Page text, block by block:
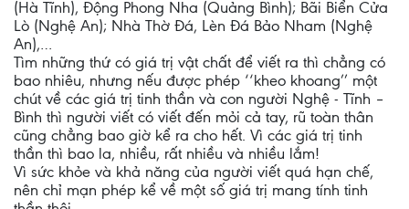
(Hà Tĩnh), Động Phong Nha (Quảng Bình); Bãi Biển Cửa
Lò (Nghệ An); Nhà Thờ Đá, Lèn Đá Bảo Nham (Nghệ
An),…
Tìm những thứ có giá trị vật chất để viết ra thì chẳng có
bao nhiêu, nhưng nếu được phép ‘‘kheo khoang’’ một
chút về các giá trị tinh thần và con người Nghệ - Tĩnh –
Bình thì người viết có viết đến mỏi cả tay, rũ toàn thân
cũng chẳng bao giờ kể ra cho hết. Vì các giá trị tinh
thần thì bao la, nhiều, rất nhiều và nhiều lắm!
Vì sức khỏe và khả năng của người viết quá hạn chế,
nên chỉ mạn phép kể về một số giá trị mang tính tinh